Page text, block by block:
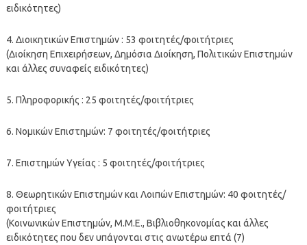
ειδικότητες)
4. Διοικητικών Επιστημών : 53 φοιτητές/φοιτήτριες
(Διοίκηση Επιχειρήσεων, Δημόσια Διοίκηση, Πολιτικών Επιστημών
και άλλες συναφείς ειδικότητες)
5. Πληροφορικής : 25 φοιτητές/φοιτήτριες
6. Νομικών Επιστημών: 7 φοιτητές/φοιτήτριες
7. Επιστημών Υγείας : 5 φοιτητές/φοιτήτριες
8. Θεωρητικών Επιστημών και Λοιπών Επιστημών: 40 φοιτητές/
φοιτήτριες
(Κοινωνικών Επιστημών, Μ.Μ.Ε., Βιβλιοθηκονομίας και άλλες
ειδικότητες που δεν υπάγονται στις ανωτέρω επτά (7)